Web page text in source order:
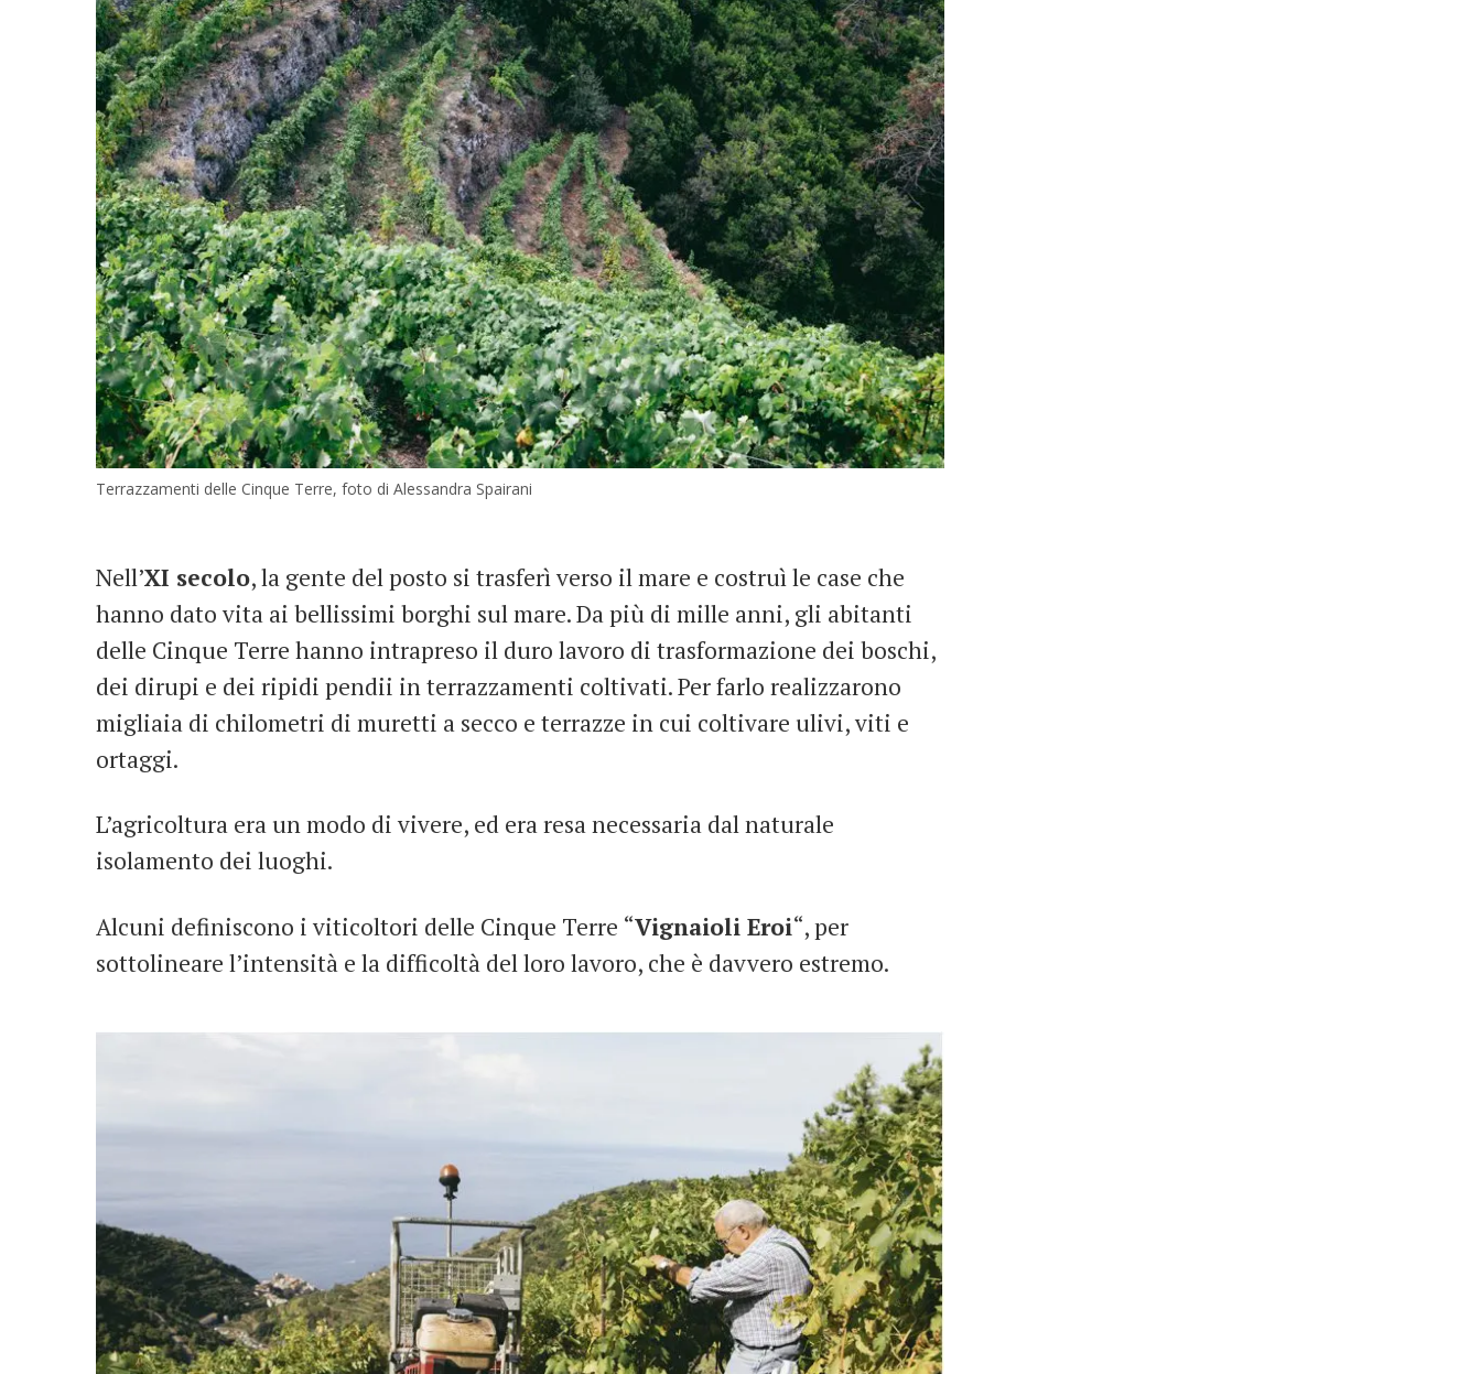
Terrazzamenti delle Cinque Terre, foto di Alessandra Spairani
Nell’XI secolo, la gente del posto si trasferì verso il mare e costruì le case che
hanno dato vita ai bellissimi borghi sul mare. Da più di mille anni, gli abitanti
delle Cinque Terre hanno intrapreso il duro lavoro di trasformazione dei boschi,
dei dirupi e dei ripidi pendii in terrazzamenti coltivati. Per farlo realizzarono
migliaia di chilometri di muretti a secco e terrazze in cui coltivare ulivi, viti e
ortaggi.
L’agricoltura era un modo di vivere, ed era resa necessaria dal naturale
isolamento dei luoghi.
Alcuni definiscono i viticoltori delle Cinque Terre “Vignaioli Eroi“, per
sottolineare l’intensità e la difficoltà del loro lavoro, che è davvero estremo.